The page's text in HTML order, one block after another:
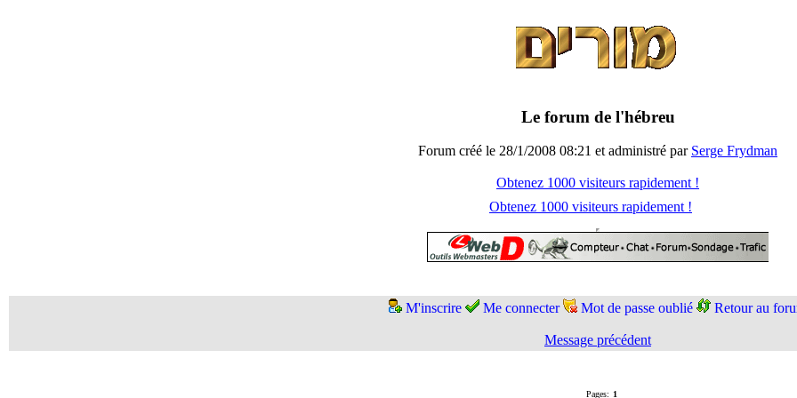
Le forum de l'hébreu
Forum créé le 28/1/2008 08:21 et administré par Serge Frydman
Obtenez 1000 visiteurs rapidement !
Obtenez 1000 visiteurs rapidement !
M'inscrire Me connecter Mot de passe oublié Retour au
Message précédent
Pages: 1